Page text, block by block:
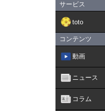
サービス
toto
コンテンツ
動画
ニュース
コラム